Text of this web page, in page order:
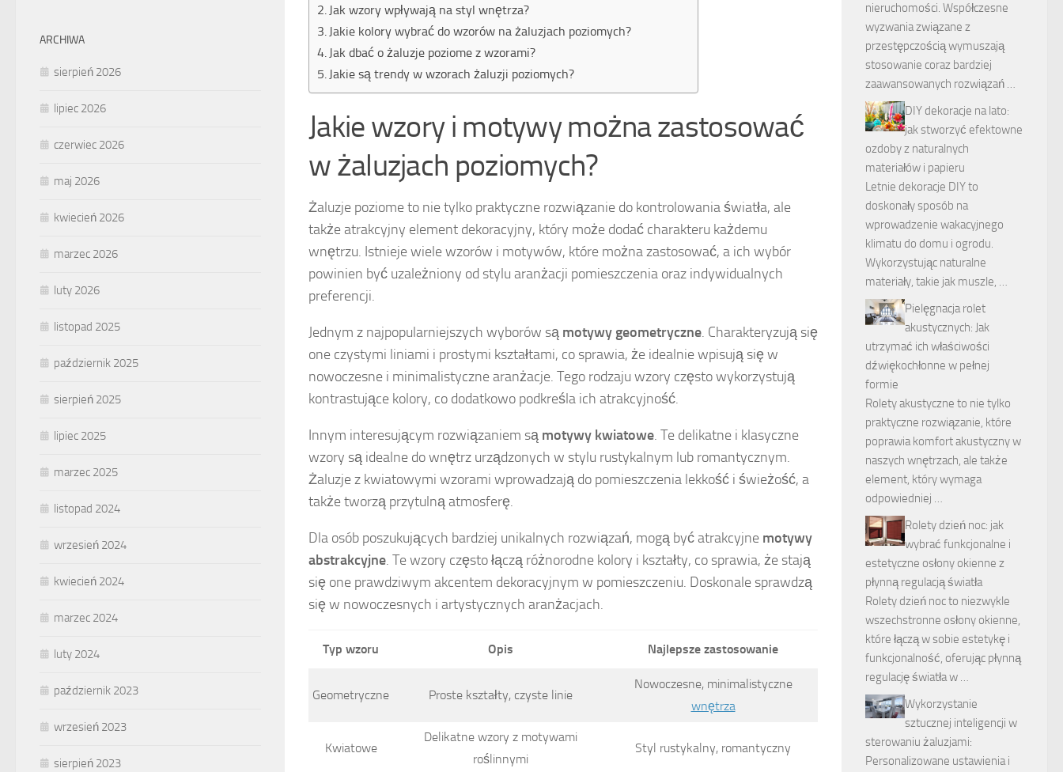
Jak wzory wpływają na styl wnętrza?
Jakie kolory wybrać do wzorów na żaluzjach poziomych?
Jak dbać o żaluzje poziome z wzorami?
Jakie są trendy w wzorach żaluzji poziomych?
Jakie wzory i motywy można zastosować
w żaluzjach poziomych?
Żaluzje poziome to nie tylko praktyczne rozwiązanie do kontrolowania światła, ale
także atrakcyjny element dekoracyjny, który może dodać charakteru każdemu
wnętrzu. Istnieje wiele wzorów i motywów, które można zastosować, a ich wybór
powinien być uzależniony od stylu aranżacji pomieszczenia oraz indywidualnych
preferencji.
Jednym z najpopularniejszych wyborów są motywy geometryczne. Charakteryzują się
one czystymi liniami i prostymi kształtami, co sprawia, że idealnie wpisują się w
nowoczesne i minimalistyczne aranżacje. Tego rodzaju wzory często wykorzystują
kontrastujące kolory, co dodatkowo podkreśla ich atrakcyjność.
Innym interesującym rozwiązaniem są motywy kwiatowe. Te delikatne i klasyczne
wzory są idealne do wnętrz urządzonych w stylu rustykalnym lub romantycznym.
Żaluzje z kwiatowymi wzorami wprowadzają do pomieszczenia lekkość i świeżość, a
także tworzą przytulną atmosferę.
Dla osób poszukujących bardziej unikalnych rozwiązań, mogą być atrakcyjne motywy
abstrakcyjne. Te wzory często łączą różnorodne kolory i kształty, co sprawia, że stają
się one prawdziwym akcentem dekoracyjnym w pomieszczeniu. Doskonale sprawdzą
się w nowoczesnych i artystycznych aranżacjach.
Typ wzoru Opis Najlepsze zastosowanie
Geometryczne Proste kształty, czyste linie
Nowoczesne, minimalistyczne
wnętrza
Kwiatowe
Delikatne wzory z motywami
roślinnymi
Styl rustykalny, romantyczny
ARCHIWA
sierpień 2026
lipiec 2026
czerwiec 2026
maj 2026
kwiecień 2026
marzec 2026
luty 2026
listopad 2025
październik 2025
sierpień 2025
lipiec 2025
marzec 2025
listopad 2024
wrzesień 2024
kwiecień 2024
marzec 2024
luty 2024
październik 2023
wrzesień 2023
sierpień 2023
nieruchomości. Współczesne
wyzwania związane z
przestępczością wymuszają
stosowanie coraz bardziej
zaawansowanych rozwiązań …
DIY dekoracje na lato:
jak stworzyć efektowne
ozdoby z naturalnych
materiałów i papieru
Letnie dekoracje DIY to
doskonały sposób na
wprowadzenie wakacyjnego
klimatu do domu i ogrodu.
Wykorzystując naturalne
materiały, takie jak muszle, …
Pielęgnacja rolet
akustycznych: Jak
utrzymać ich właściwości
dźwiękochłonne w pełnej
formie
Rolety akustyczne to nie tylko
praktyczne rozwiązanie, które
poprawia komfort akustyczny w
naszych wnętrzach, ale także
element, który wymaga
odpowiedniej …
Rolety dzień noc: jak
wybrać funkcjonalne i
estetyczne osłony okienne z
płynną regulacją światła
Rolety dzień noc to niezwykle
wszechstronne osłony okienne,
które łączą w sobie estetykę i
funkcjonalność, oferując płynną
regulację światła w …
Wykorzystanie
sztucznej inteligencji w
sterowaniu żaluzjami:
Personalizowane ustawienia i